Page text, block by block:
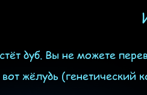
дуб. Вы не можете
вот жёлудь (генетический